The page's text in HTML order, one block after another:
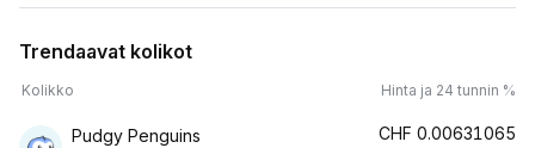
Trendaavat kolikot
Kolikko Hinta ja 24 tunnin %
Pudgy Penguins CHF 0.00631065